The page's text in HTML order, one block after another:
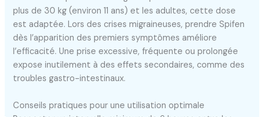
plus de 30 kg (environ 11 ans) et les adultes, cette dose
est adaptée. Lors des crises migraineuses, prendre Spifen
dès l’apparition des premiers symptômes améliore
l’efficacité. Une prise excessive, fréquente ou prolongée
expose inutilement à des effets secondaires, comme des
troubles gastro-intestinaux.
Conseils pratiques pour une utilisation optimale